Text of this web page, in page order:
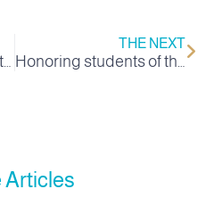
THE NEXT
Articles